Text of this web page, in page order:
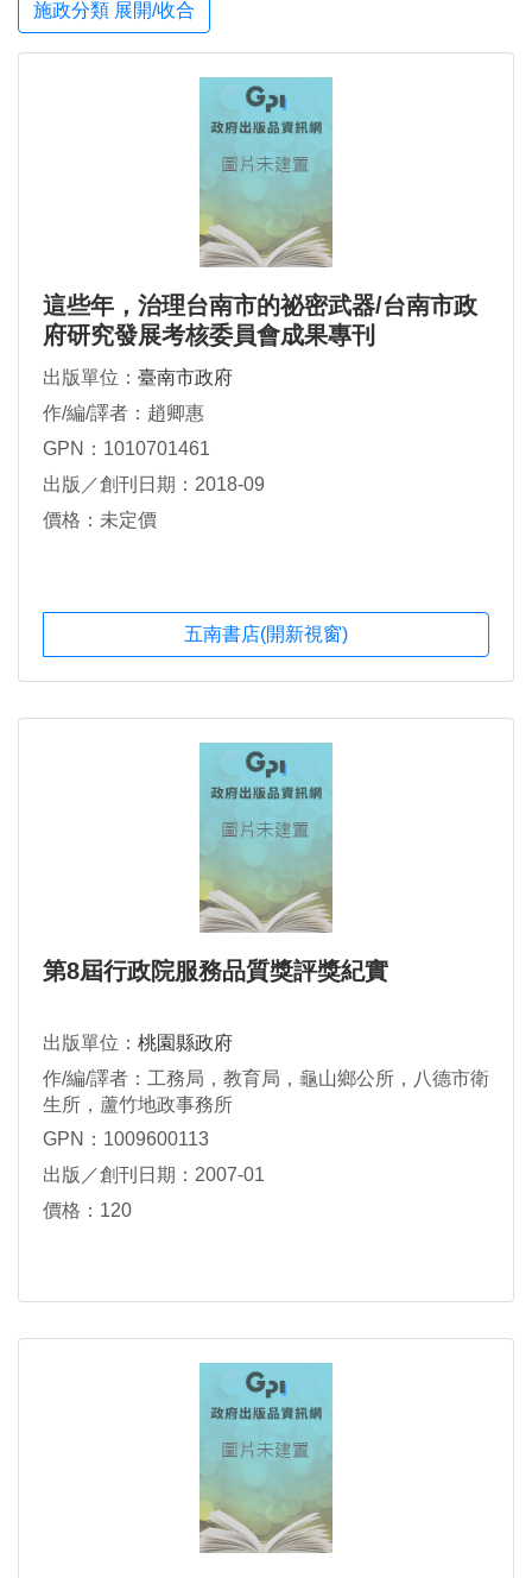
施政分類 展開/收合
這些年，治理台南市的祕密武器/台南市政
府研究發展考核委員會成果專刊
出版單位： 臺南市政府
作/編/譯者：趙卿惠
GPN：1010701461
出版／創刊日期：2018-09
價格：未定價
五南書店(開新視窗)
第8屆行政院服務品質獎評獎紀實
出版單位： 桃園縣政府
作/編/譯者：工務局，教育局，龜山鄉公所，八德市衛
生所，蘆竹地政事務所
GPN：1009600113
出版／創刊日期：2007-01
價格：120